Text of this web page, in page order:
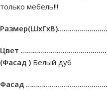
только мебель!!!
Цвет
(Фасад ) Белый дуб
Фасад